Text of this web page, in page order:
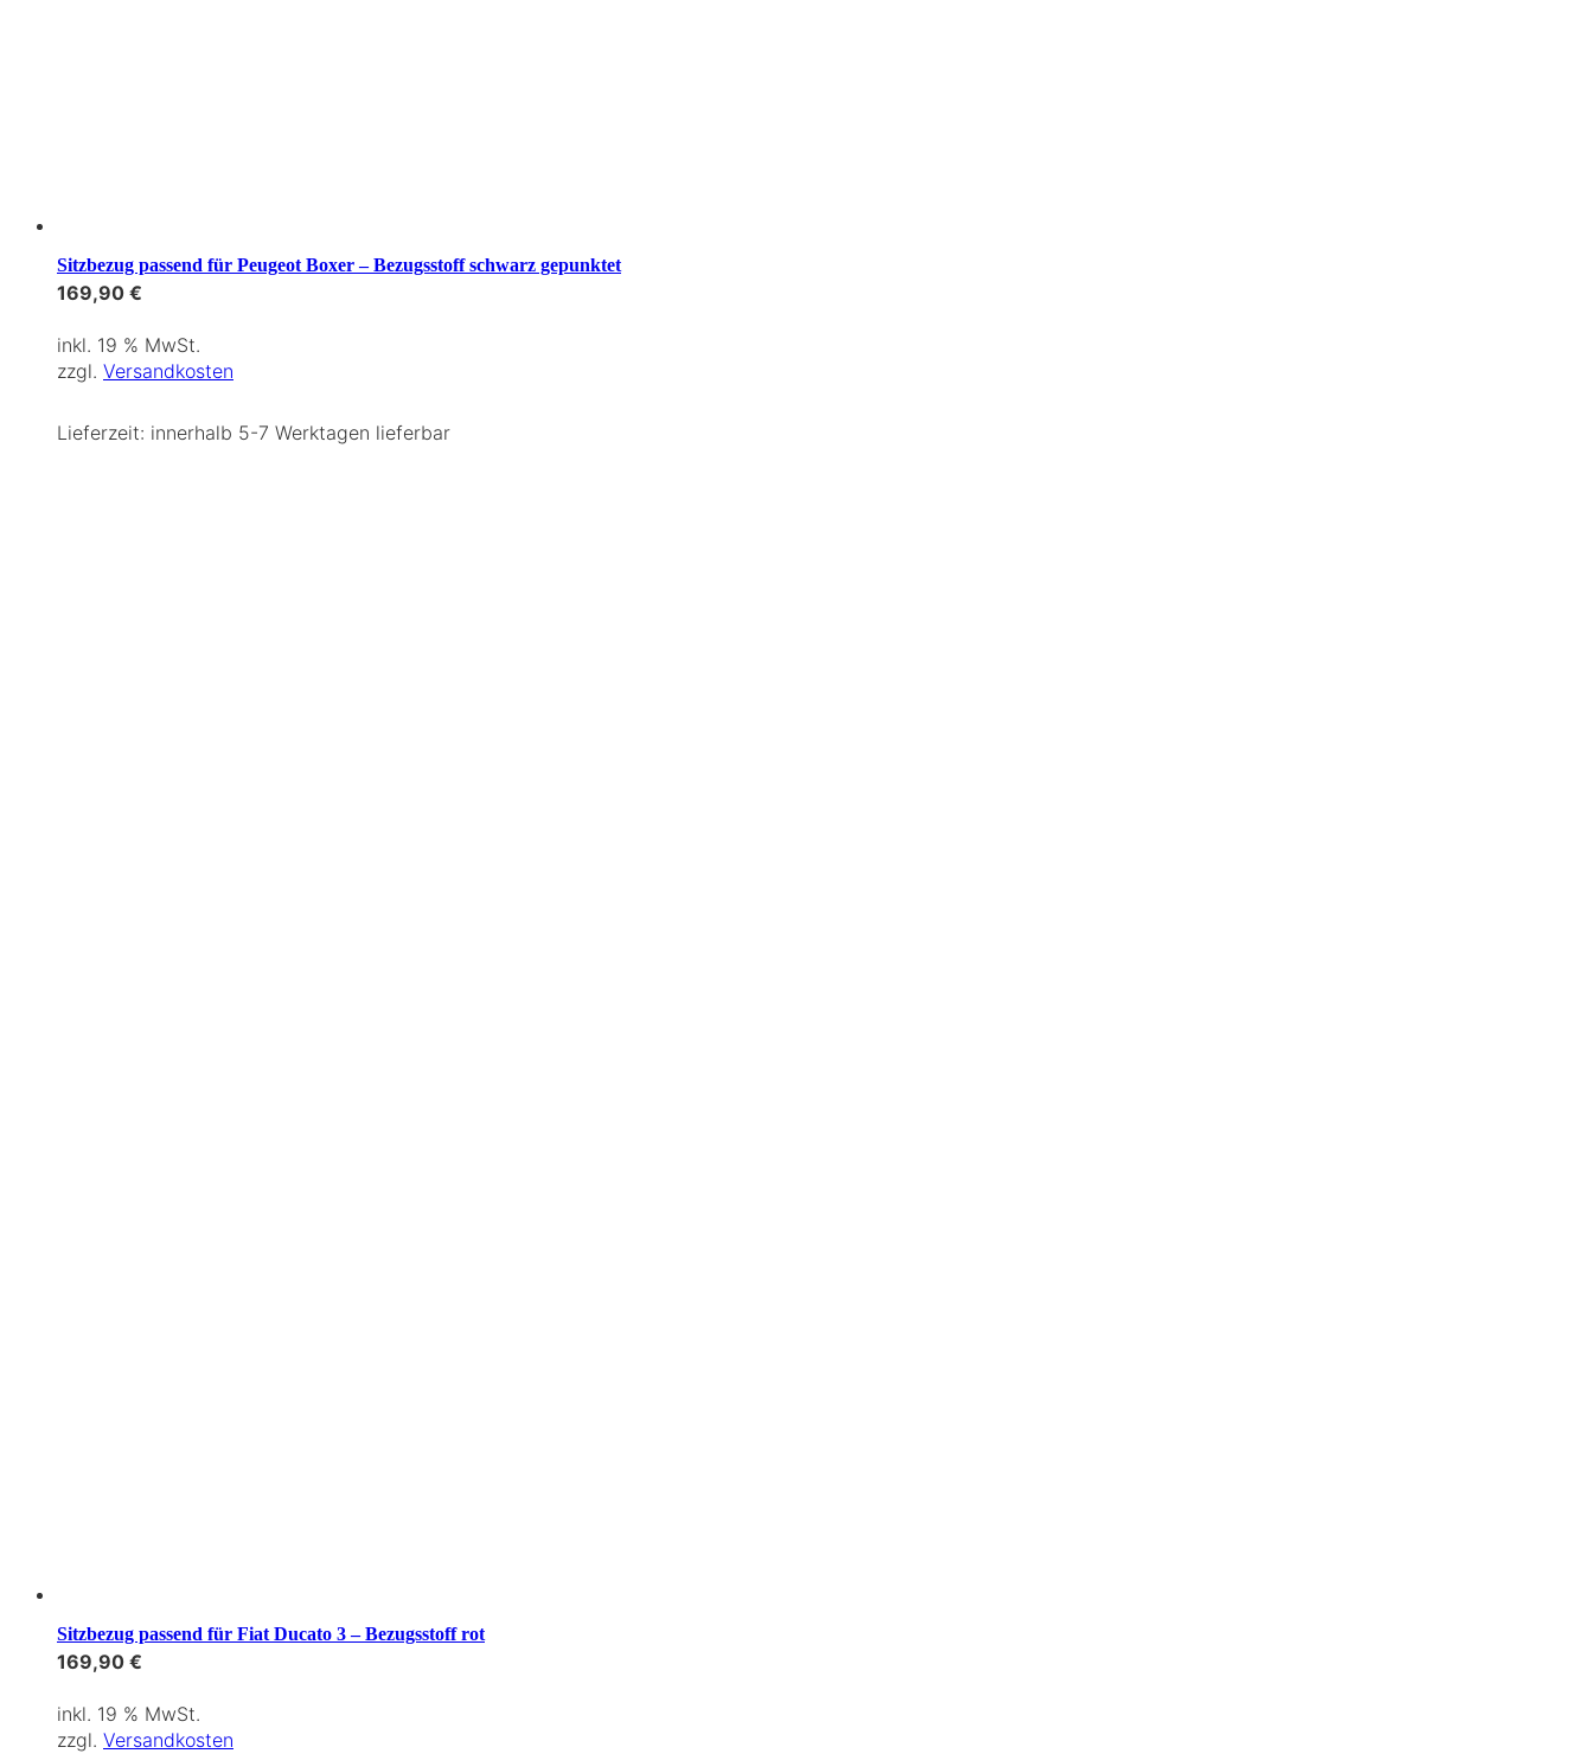
Sitzbezug passend für Peugeot Boxer – Bezugsstoff schwarz gepunktet
169,90 €
inkl. 19 % MwSt.
zzgl. Versandkosten
Lieferzeit: innerhalb 5-7 Werktagen lieferbar
Sitzbezug passend für Fiat Ducato 3 – Bezugsstoff rot
169,90 €
inkl. 19 % MwSt.
zzgl. Versandkosten